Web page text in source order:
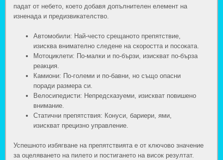
падат от небето, което добавя допълнителен елемент на
изненада и предизвикателство.
Автомобили: Най-често срещаното препятствие,
изисква внимателно следене на скоростта и посоката.
Мотоциклети: По-малки и по-бързи, изискват по-бърза
реакция.
Камиони: По-големи и по-бавни, но също опасни
поради размера си.
Велосипедисти: Непредсказуеми, изискват повишено
внимание.
Статични препятствия: Конуси, бариери, ями,
изискват прецизно управление.
Успешното избягване на препятствията е от ключово значение
за оцеляването на пилето и постигането на висок резултат.